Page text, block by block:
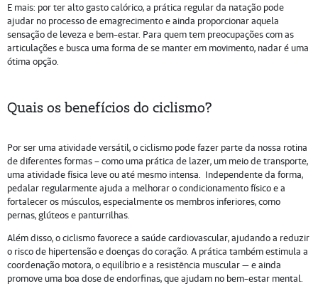
E mais: por ter alto gasto calórico, a prática regular da natação pode
ajudar no processo de emagrecimento e ainda proporcionar aquela
sensação de leveza e bem-estar. Para quem tem preocupações com as
articulações e busca uma forma de se manter em movimento, nadar é uma
ótima opção.
Quais os benefícios do ciclismo?
Por ser uma atividade versátil, o ciclismo pode fazer parte da nossa rotina
de diferentes formas – como uma prática de lazer, um meio de transporte,
uma atividade física leve ou até mesmo intensa. Independente da forma,
pedalar regularmente ajuda a melhorar o condicionamento físico e a
fortalecer os músculos, especialmente os membros inferiores, como
pernas, glúteos e panturrilhas.
Além disso, o ciclismo favorece a saúde cardiovascular, ajudando a reduzir
o risco de hipertensão e doenças do coração. A prática também estimula a
coordenação motora, o equilíbrio e a resistência muscular — e ainda
promove uma boa dose de endorfinas, que ajudam no bem-estar mental.